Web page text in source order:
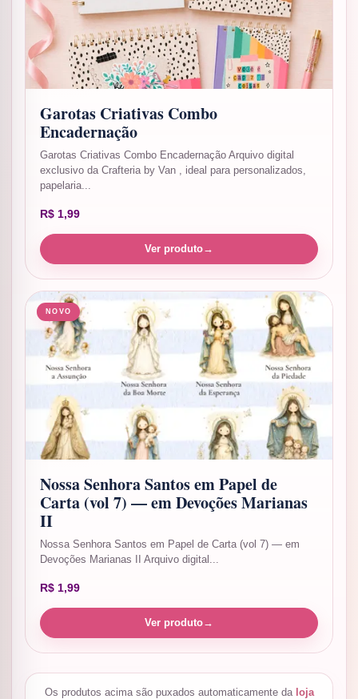
Garotas Criativas Combo
Encadernação
Garotas Criativas Combo Encadernação Arquivo digital
exclusivo da Crafteria by Van , ideal para personalizados,
papelaria...
R$ 1,99
Ver produto→
NOVO
Nossa Senhora Santos em Papel de
Carta (vol 7) — em Devoções Marianas
II
Nossa Senhora Santos em Papel de Carta (vol 7) — em
Devoções Marianas II Arquivo digital...
R$ 1,99
Ver produto→
Os produtos acima são puxados automaticamente da loja